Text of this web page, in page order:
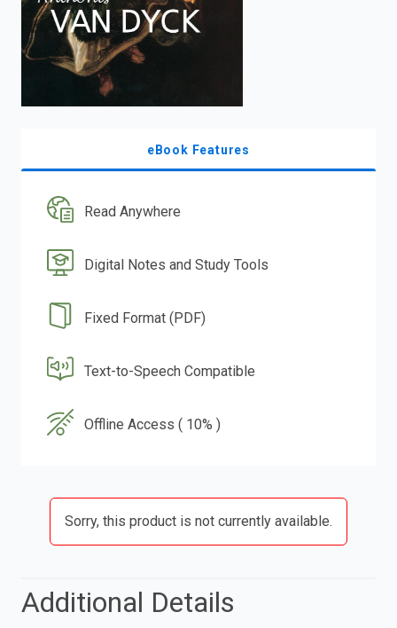
eBook Features
Read Anywhere
Digital Notes and Study Tools
Fixed Format (PDF)
Text-to-Speech Compatible
Offline Access ( 10% )
Sorry, this product is not currently available.
Additional Details